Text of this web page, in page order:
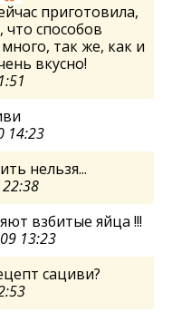
приготовила,
способов
так же, как и
вкусно!
14:23
нельзя...
взбитые яйца !!!
13:23
сациви?